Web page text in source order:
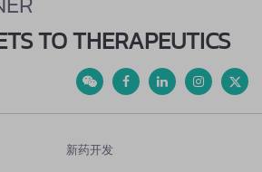
TO THERAPEUTICS
新药开发